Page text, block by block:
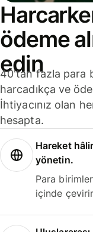
ödeme
edin
40'tan fazla para
harcadıkça ve
İhtiyacınız olan
hesapta.
Hareket
yönetin.
Para
içinde